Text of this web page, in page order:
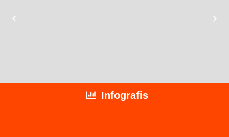
Infografis